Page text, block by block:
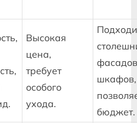
Высокая
цена‚
требует
особого
ухода.
бюджет.